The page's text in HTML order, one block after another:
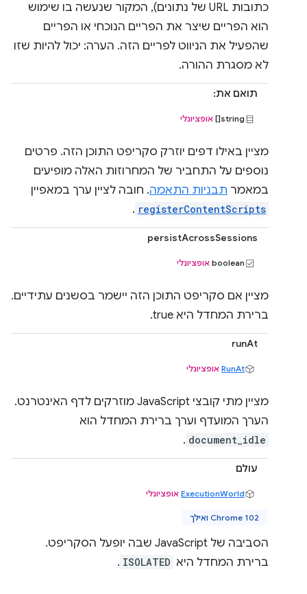
כתובות URL של נתונים), המקור שנעשה בו שימוש
הוא הפריים שיצר את הפריים הנוכחי או הפריים
שהפעיל את הניווט לפריים הזה. הערה: יכול להיות שזו
לא מסגרת ההורה.
תואם את:
string[] אופציונלי
מציין באילו דפים יוזרק סקריפט התוכן הזה. פרטים
נוספים על התחביר של המחרוזות האלה מופיעים
במאמר תבניות התאמה. חובה לציין ערך במאפיין
registerContentScripts
.
persistAcrossSessions
boolean אופציונלי
מציין אם סקריפט התוכן הזה יישמר בסשנים עתידיים.
ברירת המחדל היא true.
runAt
RunAt אופציונלי
מציין מתי קובצי JavaScript מוזרקים לדף האינטרנט.
הערך המועדף וערך ברירת המחדל הוא
document_idle
.
עולם
ExecutionWorld אופציונלי
Chrome 102 ואילך
הסביבה של JavaScript שבה יופעל הסקריפט.
ברירת המחדל היא ISOLATED
.